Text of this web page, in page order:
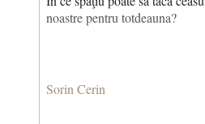
noastre pentru totdeauna?
Sorin Cerin